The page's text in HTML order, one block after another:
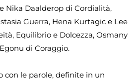
Nika Daalderop di Cordialità,
Guerra, Hena Kurtagic e Lee
Equilibrio e Dolcezza, Osmany
di Coraggio.
con le parole, definite in un